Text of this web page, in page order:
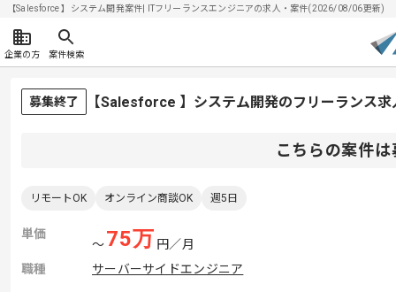
【Salesforce 】システム開発案件| ITフリーランスエンジニアの求人・案件(2026/08/06更新)
企業の方 案件検索
募集終了 【Salesforce 】システム開発のフリーランス求
こちらの案件
リモートOK オンライン商談OK 週5日
単価
〜75万 円／月
職種
サーバーサイドエンジニア